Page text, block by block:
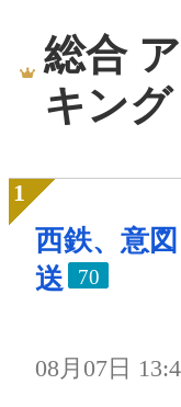
総合
キング
西鉄、意
送
70
08月07日